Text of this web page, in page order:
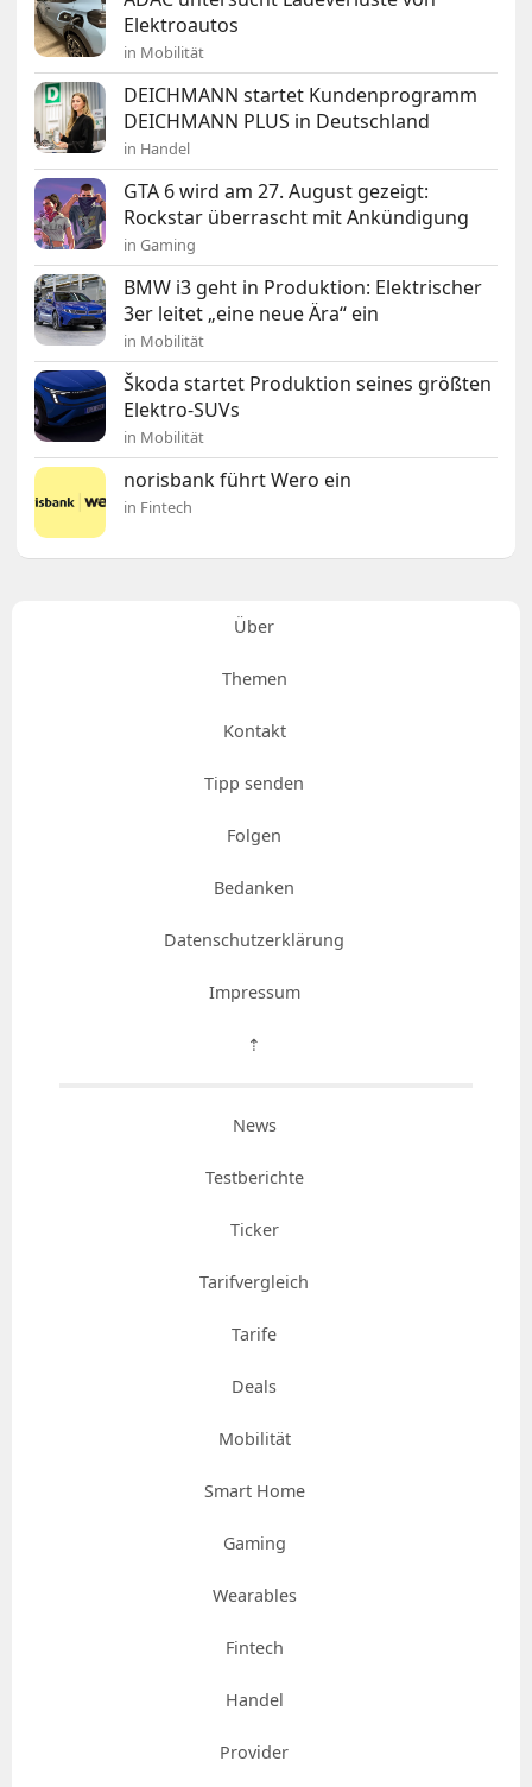
Elektroautos
in Mobilität
DEICHMANN startet Kundenprogramm
DEICHMANN PLUS in Deutschland
in Handel
GTA 6 wird am 27. August gezeigt:
Rockstar überrascht mit Ankündigung
in Gaming
BMW i3 geht in Produktion: Elektrischer
3er leitet „eine neue Ära“ ein
in Mobilität
Škoda startet Produktion seines größten
Elektro-SUVs
in Mobilität
norisbank führt Wero ein
in Fintech
Über
Themen
Kontakt
Tipp senden
Folgen
Bedanken
Datenschutzerklärung
Impressum
⇡
News
Testberichte
Ticker
Tarifvergleich
Tarife
Deals
Mobilität
Smart Home
Gaming
Wearables
Fintech
Handel
Provider